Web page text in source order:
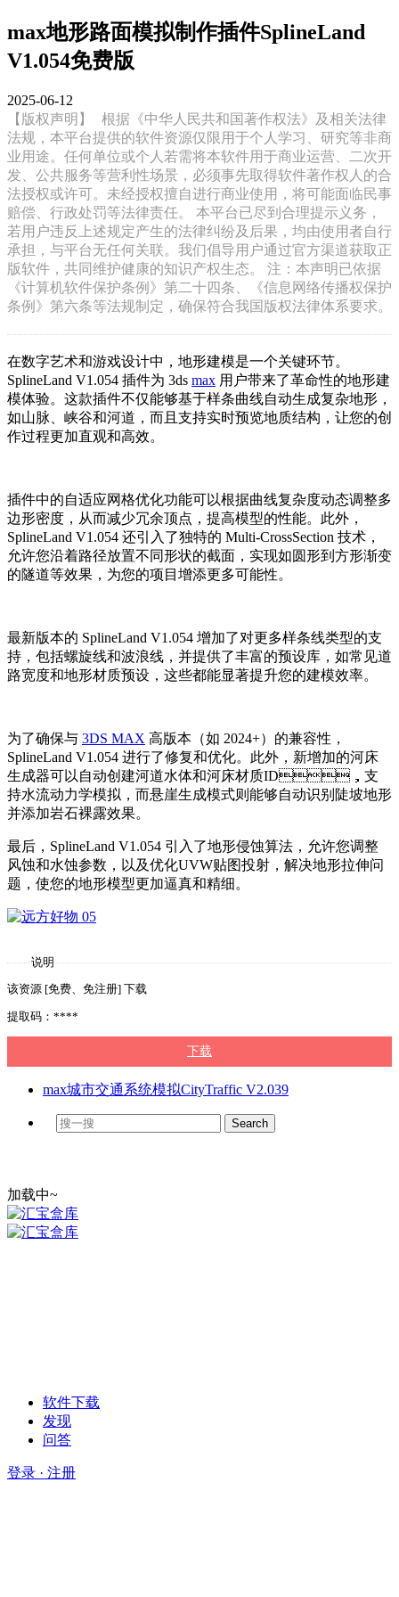
max地形路面模拟制作插件SplineLand
V1.054免费版
2025-06-12
【版权声明】
根据《中华人民共和国著作权法》及相关法律
法规，本平台提供的软件资源仅限用于个人学习、研究等非商
业用途。任何单位或个人若需将本软件用于商业运营、二次开
发、公共服务等营利性场景，必须事先取得软件著作权人的合
法授权或许可。未经授权擅自进行商业使用，将可能面临民事
赔偿、行政处罚等法律责任。 本平台已尽到合理提示义务，
若用户违反上述规定产生的法律纠纷及后果，均由使用者自行
承担，与平台无任何关联。我们倡导用户通过官方渠道获取正
版软件，共同维护健康的知识产权生态。 注：本声明已依据
《计算机软件保护条例》第二十四条、《信息网络传播权保护
条例》第六条等法规制定，确保符合我国版权法律体系要求。
在数字艺术和游戏设计中，地形建模是一个关键环节。
SplineLand V1.054 插件为 3ds max 用户带来了革命性的地形建
模体验。这款插件不仅能够基于样条曲线自动生成复杂地形，
如山脉、峡谷和河道，而且支持实时预览地质结构，让您的创
作过程更加直观和高效。
插件中的自适应网格优化功能可以根据曲线复杂度动态调整多
边形密度，从而减少冗余顶点，提高模型的性能。此外，
SplineLand V1.054 还引入了独特的 Multi-CrossSection 技术，
允许您沿着路径放置不同形状的截面，实现如圆形到方形渐变
的隧道等效果，为您的项目增添更多可能性。
最新版本的 SplineLand V1.054 增加了对更多样条线类型的支
持，包括螺旋线和波浪线，并提供了丰富的预设库，如常见道
路宽度和地形材质预设，这些都能显著提升您的建模效率。
为了确保与 3DS MAX 高版本（如 2024+）的兼容性，
SplineLand V1.054 进行了修复和优化。此外，新增加的河床
生成器可以自动创建河道水体和河床材质ID，支
持水流动力学模拟，而悬崖生成模式则能够自动识别陡坡地形
并添加岩石裸露效果。
最后，SplineLand V1.054 引入了地形侵蚀算法，允许您调整
风蚀和水蚀参数，以及优化UVW贴图投射，解决地形拉伸问
题，使您的地形模型更加逼真和精细。
说明
该资源 [免费、免注册] 下载
提取码：****
下载
max城市交通系统模拟CityTraffic V2.039
加载中~
软件下载
发现
问答
登录 · 注册